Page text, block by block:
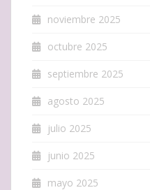
noviembre 2025
octubre 2025
septiembre 2025
agosto 2025
julio 2025
junio 2025
mayo 2025